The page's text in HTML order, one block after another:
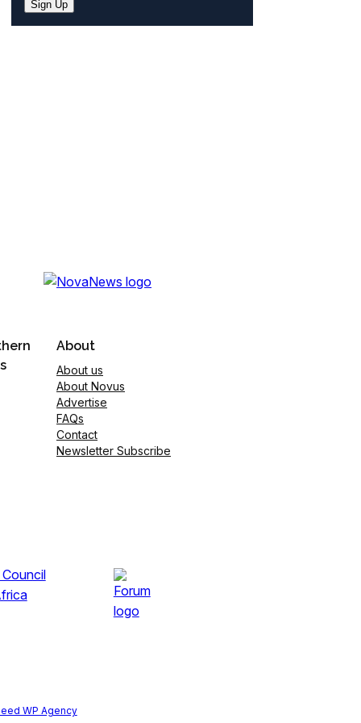
Sign Up
About
About us
About Novus
Advertise
FAQs
Contact
Newsletter Subscribe
WP Agency